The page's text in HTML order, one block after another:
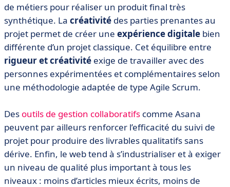
de métiers pour réaliser un produit final très
synthétique. La créativité des parties prenantes au
projet permet de créer une expérience digitale bien
différente d’un projet classique. Cet équilibre entre
rigueur et créativité exige de travailler avec des
personnes expérimentées et complémentaires selon
une méthodologie adaptée de type Agile Scrum.
Des outils de gestion collaboratifs comme Asana
peuvent par ailleurs renforcer l’efficacité du suivi de
projet pour produire des livrables qualitatifs sans
dérive. Enfin, le web tend à s’industrialiser et à exiger
un niveau de qualité plus important à tous les
niveaux : moins d’articles mieux écrits, moins de